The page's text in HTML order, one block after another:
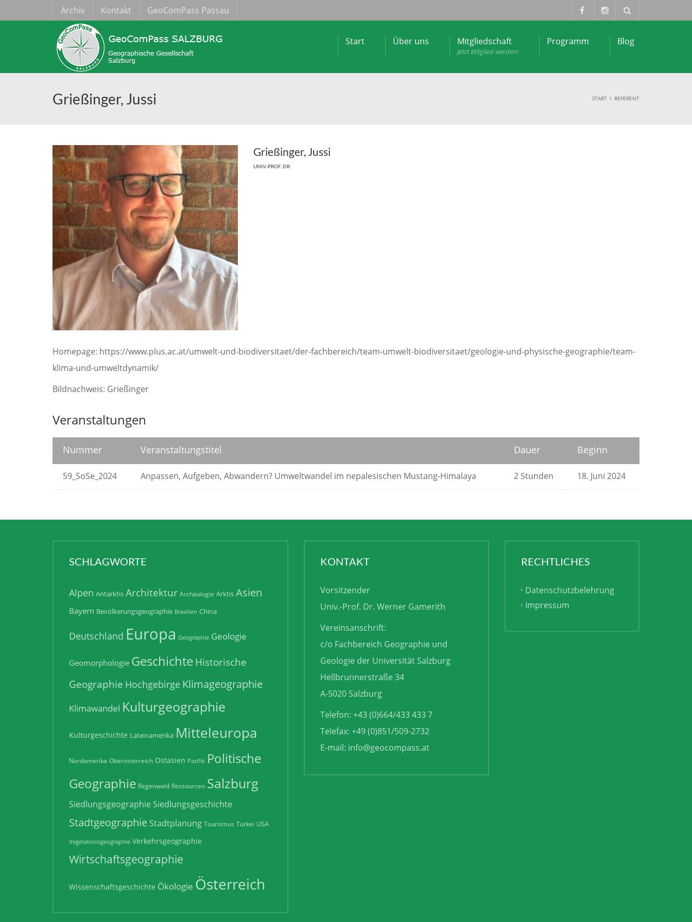
Archiv Kontakt GeoComPass Passau
Start Über uns Mitgliedschaft
Jetzt Mitglied werden!
Programm Blog
Grießinger, Jussi START REFERENT
Grießinger, Jussi
UNIV.-PROF. DR.
Homepage: https://www.plus.ac.at/umwelt-und-biodiversitaet/der-fachbereich/team-umwelt-biodiversitaet/geologie-und-physische-geographie/team-
klima-und-umweltdynamik/
Bildnachweis: Grießinger
Veranstaltungen
Nummer Veranstaltungstitel Dauer Beginn
59_SoSe_2024 Anpassen, Aufgeben, Abwandern? Umweltwandel im nepalesischen Mustang-Himalaya 2 Stunden 18. Juni 2024
SCHLAGWORTE
Alpen Antarktis Architektur Archäologie Arktis Asien
Bayern Bevölkerungsgeographie Brasilien China
Deutschland Europa Geographie Geologie
Geomorphologie GeschichteHistorische
Geographie Hochgebirge Klimageographie
Klimawandel Kulturgeographie
Kulturgeschichte Lateinamerika Mitteleuropa
Nordamerika Oberösterreich Ostasien Pazifik Politische
Geographie Regenwald Ressourcen Salzburg
Siedlungsgeographie Siedlungsgeschichte
Stadtgeographie Stadtplanung Tourismus Türkei USA
Vegetationsgeographie Verkehrsgeographie
Wirtschaftsgeographie
Wissenschaftsgeschichte Ökologie Österreich
KONTAKT
Vorsitzender
Univ.-Prof. Dr. Werner Gamerith
Vereinsanschrift:
c/o Fachbereich Geographie und
Geologie der Universität Salzburg
Hellbrunnerstraße 34
A-5020 Salzburg
Telefon: +43 (0)664/433 433 7
Telefax: +49 (0)851/509-2732
E-mail: info@geocompass.at
RECHTLICHES
Datenschutzbelehrung
Impressum